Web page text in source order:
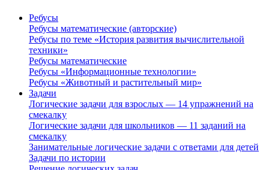
Ребусы
Ребусы математические (авторские)
Ребусы по теме «История развития вычислительной
техники»
Ребусы математические
Ребусы «Информационные технологии»
Ребусы «Животный и растительный мир»
Задачи
Логические задачи для взрослых — 14 упражнений на
смекалку
Логические задачи для школьников — 11 заданий на
смекалку
Занимательные логические задачи с ответами для детей
Задачи по истории